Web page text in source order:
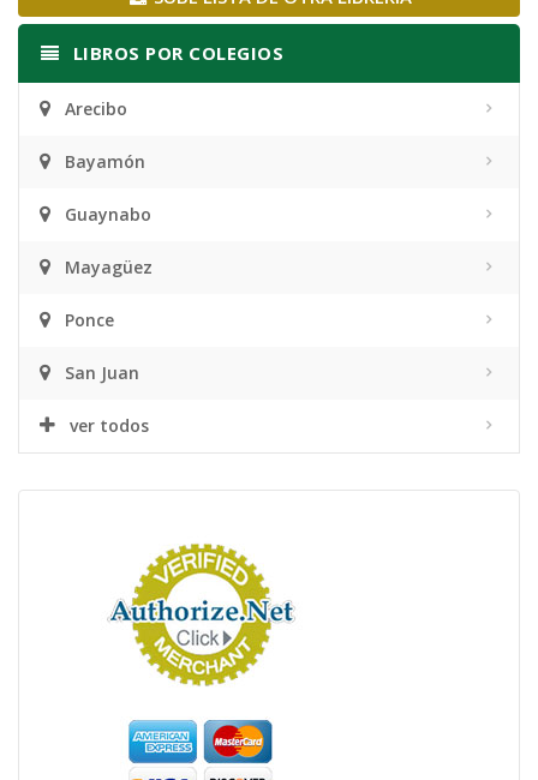
LIBROS POR COLEGIOS
Arecibo
Bayamón
Guaynabo
Mayagüez
Ponce
San Juan
ver todos